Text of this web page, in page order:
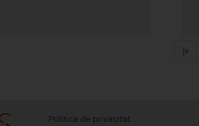
|«
Política de privacitat